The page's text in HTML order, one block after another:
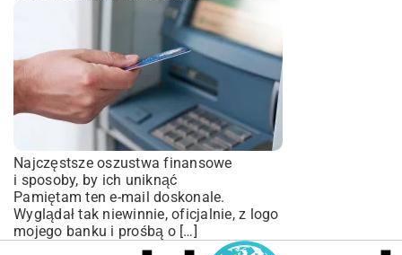
Najczęstsze oszustwa finansowe
i sposoby, by ich uniknąć
Pamiętam ten e-mail doskonale.
Wyglądał tak niewinnie, oficjalnie, z logo
mojego banku i prośbą o […]